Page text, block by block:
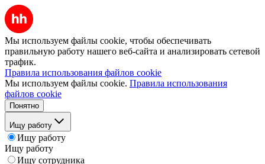
Мы используем файлы cookie, чтобы обеспечивать
правильную работу нашего веб-сайта и анализировать сетевой
трафик.
Правила использования файлов cookie
Мы используем файлы cookie. Правила использования
файлов cookie
Понятно
Ищу работу
Ищу работу
Ищу работу
Ищу сотрудника